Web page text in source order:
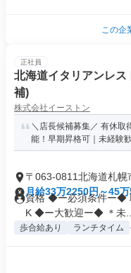
この企
正社員
北海道イタリアンレ
補)
株式会社イーストン
＼店長候補募集／ 有休取
能！早期昇格可｜未経験
〒063-0811北海道札幌
月給33万2250円～45
資格 ◆ー必須条件ー◆
K ◆ー大歓迎ー◆ ＊未...
歩合給あり ランチタイム